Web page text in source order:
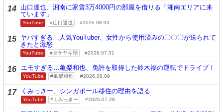
14 山口達也、湘南に家賃3万4000円の部屋を借りる「湘南エリアに来
ています」
YouTube 山口達也 2026.08.03
15 ヤバすぎる…人気YouTuber、女性から使用済みの〇〇〇が送られて
きたと激怒
YouTube タケヤキ翔 2026.07.31
16 エモすぎる…亀梨和也、免許を取得した鈴木福の運転でドライブ！
YouTube 亀梨和也 2026.08.09
17 くみっきー、シンガポール移住の理由を語る
YouTube くみっきー 2026.07.28